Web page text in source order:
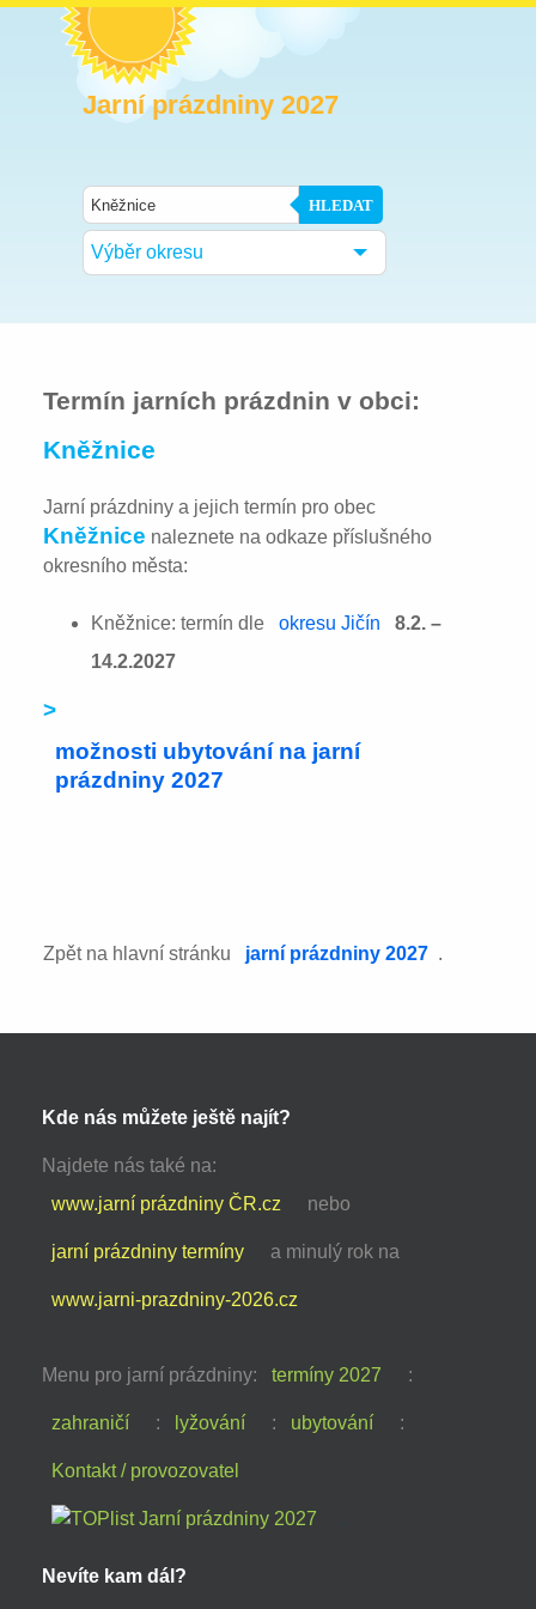
Jarní prázdniny 2027
HLEDAT
Výběr okresu
Termín jarních prázdnin v obci:
Kněžnice
Jarní prázdniny a jejich termín pro obec
Kněžnice naleznete na odkaze příslušného
okresního města:
Kněžnice: termín dle okresu Jičín
8.2. –
14.2.2027
>
možnosti ubytování na jarní
prázdniny 2027
Zpět na hlavní stránku jarní prázdniny 2027 .
Kde nás můžete ještě najít?
Najdete nás také na:
www.jarní prázdniny ČR.cz
nebo
jarní prázdniny termíny a minulý rok na
www.jarni-prazdniny-2026.cz
Menu pro jarní prázdniny: termíny 2027 :
zahraničí : lyžování : ubytování :
Kontakt / provozovatel
Nevíte kam dál?